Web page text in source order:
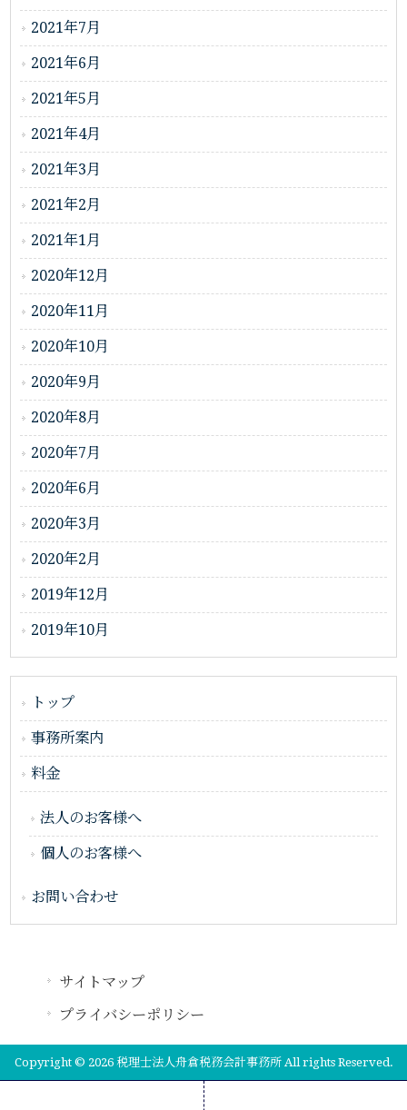
2021年7月
2021年6月
2021年5月
2021年4月
2021年3月
2021年2月
2021年1月
2020年12月
2020年11月
2020年10月
2020年9月
2020年8月
2020年7月
2020年6月
2020年3月
2020年2月
2019年12月
2019年10月
トップ
事務所案内
料金
法人のお客様へ
個人のお客様へ
お問い合わせ
サイトマップ
プライバシーポリシー
Copyright © 2026 税理士法人舟倉税務会計事務所 All rights Reserved.